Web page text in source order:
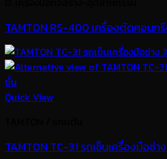
TAMTON RS-400 เครื่องตัดคอนก
Quick View
TAMTON TC-31 รถเข็นเครื่องมือช่า